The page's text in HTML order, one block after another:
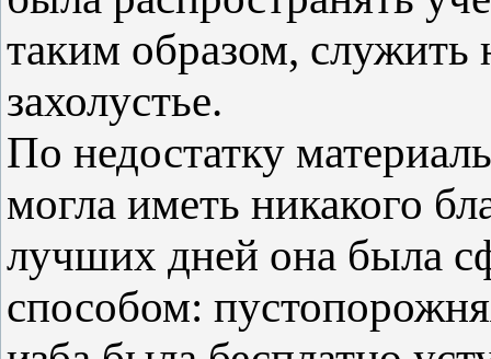
таким образом, служить
захолустье.
По недостатку
могла иметь никакого
лучших дней она была
способом: